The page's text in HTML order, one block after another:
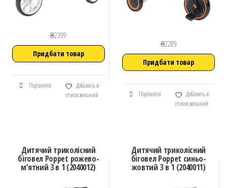
₴2399
Придбати товар
Порівняти
Добавить в
список желаний
₴2289
Придбати товар
Порівняти
Добавить в
список желаний
Дитячий триколісний
біговел Poppet рожево-
м’ятний 3 в 1 (2040012)
Дитячий триколісний
біговел Poppet синьо-
жовтий 3 в 1 (2040011)